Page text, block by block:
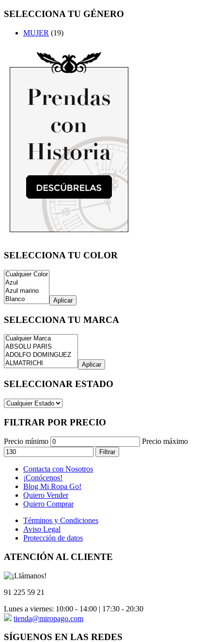
SELECCIONA TU GÉNERO
MUJER (19)
SELECCIONA TU COLOR
Aplicar
SELECCIONA TU MARCA
Aplicar
SELECCIONAR ESTADO
FILTRAR POR PRECIO
Precio mínimo Precio máximo
Filtrar
Contacta con Nosotros
¡Conócenos!
Blog Mi Ropa Go!
Quiero Vender
Quiero Comprar
Términos y Condiciones
Aviso Legal
Protección de datos
ATENCIÓN AL CLIENTE
91 225 59 21
Lunes a viernes: 10:00 - 14:00 | 17:30 - 20:30
tienda@miropago.com
SÍGUENOS EN LAS REDES